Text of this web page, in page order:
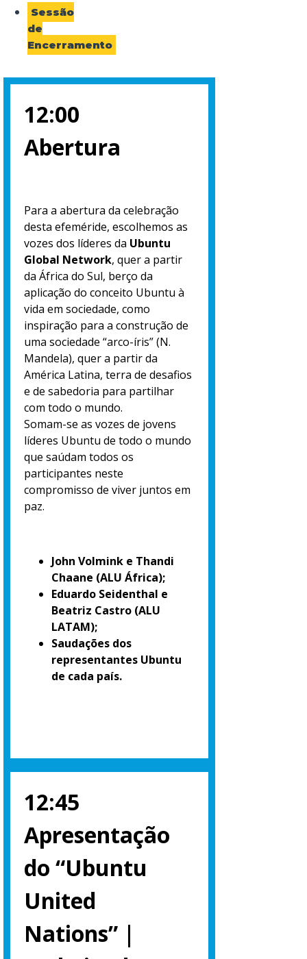
Sessão
de
Encerramento
12:00
Abertura
Para a abertura da celebração
desta efeméride, escolhemos as
vozes dos líderes da Ubuntu
Global Network, quer a partir
da África do Sul, berço da
aplicação do conceito Ubuntu à
vida em sociedade, como
inspiração para a construção de
uma sociedade “arco-íris” (N.
Mandela), quer a partir da
América Latina, terra de desafios
e de sabedoria para partilhar
com todo o mundo.
Somam-se as vozes de jovens
líderes Ubuntu de todo o mundo
que saúdam todos os
participantes neste
compromisso de viver juntos em
paz.
John Volmink e Thandi
Chaane (ALU África);
Eduardo Seidenthal e
Beatriz Castro (ALU
LATAM);
Saudações dos
representantes Ubuntu
de cada país.
12:45
Apresentação
do “Ubuntu
United
Nations” |